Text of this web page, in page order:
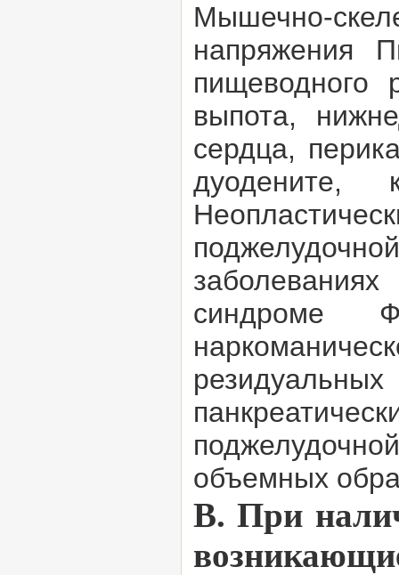
Мышечно-
напряжения
пищеводного
выпота,
сердца,
дуодените,
синдроме
объемных
В. При